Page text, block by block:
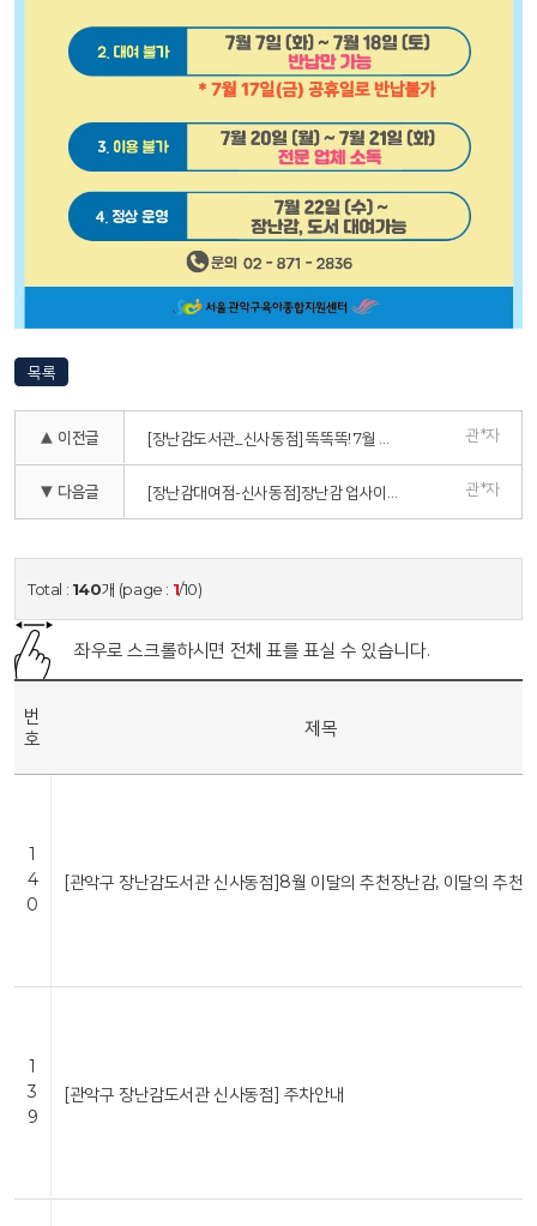
목록
▲ 이전글 관*자
▼ 다음글 관*자
Total : 140개 (page : 1/10)
좌우로 스크롤하시면 전체 표를 표실 수 있습니다.
번
호
제목
1
4
0
[관악구 장난감도서관 신사동점]8월 이달의 추천장난감, 이달의 추천
1
3
9
[관악구 장난감도서관 신사동점] 주차안내